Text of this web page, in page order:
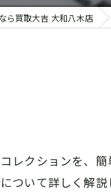
ら買取大吉 大和八木店
クションを、
いて詳しく解